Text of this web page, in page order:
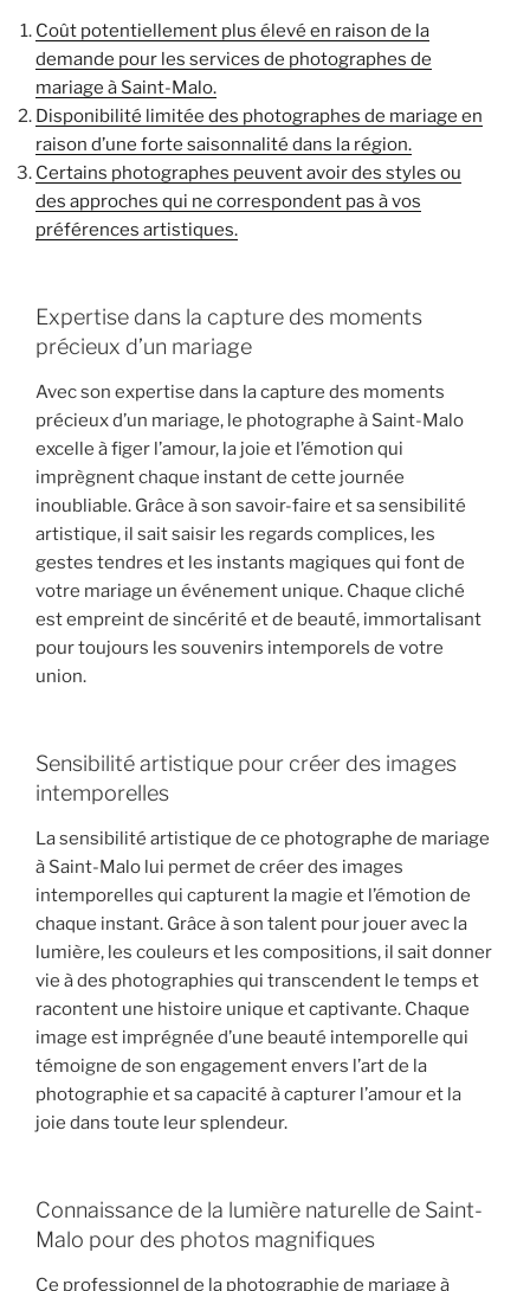
Coût potentiellement plus élevé en raison de la
demande pour les services de photographes de
mariage à Saint-Malo.
Disponibilité limitée des photographes de mariage en
raison d’une forte saisonnalité dans la région.
Certains photographes peuvent avoir des styles ou
des approches qui ne correspondent pas à vos
préférences artistiques.
Expertise dans la capture des moments
précieux d’un mariage
Avec son expertise dans la capture des moments
précieux d’un mariage, le photographe à Saint-Malo
excelle à figer l’amour, la joie et l’émotion qui
imprègnent chaque instant de cette journée
inoubliable. Grâce à son savoir-faire et sa sensibilité
artistique, il sait saisir les regards complices, les
gestes tendres et les instants magiques qui font de
votre mariage un événement unique. Chaque cliché
est empreint de sincérité et de beauté, immortalisant
pour toujours les souvenirs intemporels de votre
union.
Sensibilité artistique pour créer des images
intemporelles
La sensibilité artistique de ce photographe de mariage
à Saint-Malo lui permet de créer des images
intemporelles qui capturent la magie et l’émotion de
chaque instant. Grâce à son talent pour jouer avec la
lumière, les couleurs et les compositions, il sait donner
vie à des photographies qui transcendent le temps et
racontent une histoire unique et captivante. Chaque
image est imprégnée d’une beauté intemporelle qui
témoigne de son engagement envers l’art de la
photographie et sa capacité à capturer l’amour et la
joie dans toute leur splendeur.
Connaissance de la lumière naturelle de Saint-
Malo pour des photos magnifiques
Ce professionnel de la photographie de mariage à